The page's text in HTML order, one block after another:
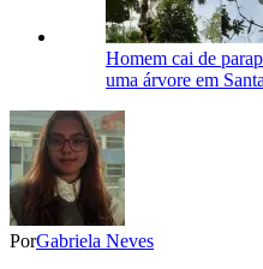
Homem cai de
uma árvore em
PorGabriela Neves